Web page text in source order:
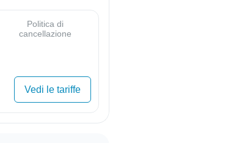
Politica di
cancellazione
Vedi le tariffe